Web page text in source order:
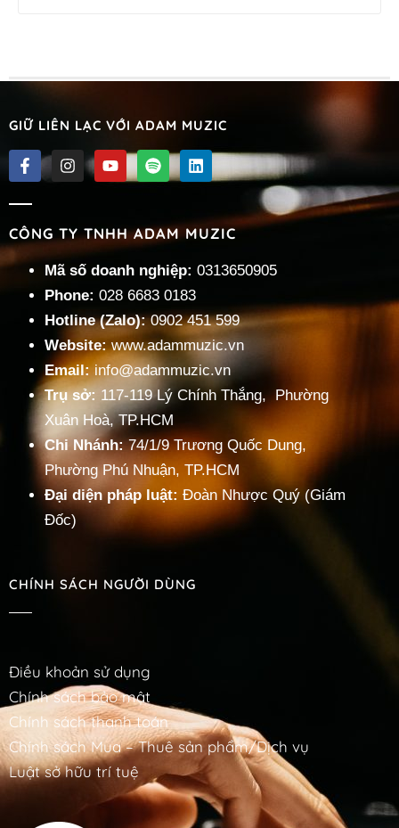
GIỮ LIÊN LẠC VỚI ADAM MUZIC
CÔNG TY TNHH ADAM MUZIC
Mã số doanh nghiệp: 0313650905
Phone: 028 6683 0183
Hotline (Zalo):0902 451 599
Website:www.adammuzic.vn
Email:info@adammuzic.vn
Trụ sở: 117-119 Lý Chính Thắng, Phường
Xuân Hoà, TP.HCM
Chi Nhánh:74/1/9 Trương Quốc Dung,
Phường Phú Nhuận, TP.HCM
Đại diện pháp luật: Đoàn Nhược Quý (Giám
Đốc)
CHÍNH SÁCH NGƯỜI DÙNG
Điều khoản sử dụng
Chính sách bảo mật
Chính sách thanh toán
Chính sách Mua – Thuê sản phẩm/Dịch vụ
Luật sở hữu trí tuệ